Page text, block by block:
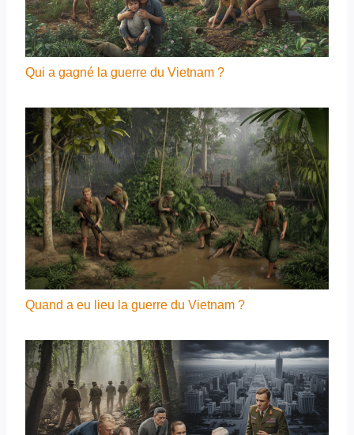
Qui a gagné la guerre du Vietnam ?
Quand a eu lieu la guerre du Vietnam ?